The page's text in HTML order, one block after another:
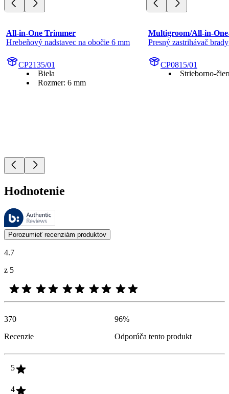
All-in-One Trimmer
Hrebeňový nadstavec na obočie 6 mm
CP2135/01
Biela
Rozmer: 6 mm
Multigroom/All-in-
Presný zastrihávač brady
CP0815/01
Strieborno-
Hodnotenie
Tieto recenzie spravuje Bazaarvoice a sú v súlade so Zásadami
Zákaznícke recenzie vo forme hodnotenia produktu a hviezdičiek
Porozumieť recenziám produktov
4.7
z 5
370
Recenzie
96%
Odporúča tento produkt
5
4